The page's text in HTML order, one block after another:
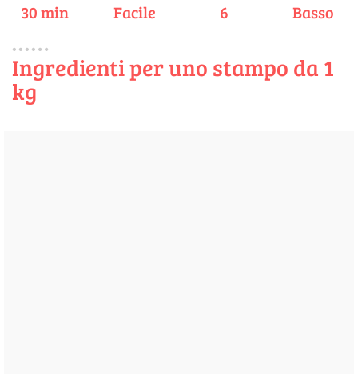
30 min Facile 6 Basso
Ingredienti per uno stampo da 1
kg